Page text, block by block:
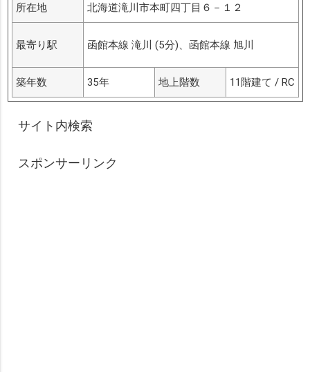
所在地 北海道滝川市本町四丁目６－１２
最寄り駅 函館本線 滝川 (5分)、函館本線 旭川
築年数 35年 地上階数 11階建て / RC
サイト内検索
スポンサーリンク